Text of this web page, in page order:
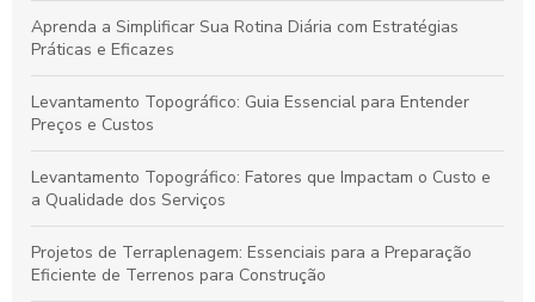
Aprenda a Simplificar Sua Rotina Diária com Estratégias
Práticas e Eficazes
Levantamento Topográfico: Guia Essencial para Entender
Preços e Custos
Levantamento Topográfico: Fatores que Impactam o Custo e
a Qualidade dos Serviços
Projetos de Terraplenagem: Essenciais para a Preparação
Eficiente de Terrenos para Construção